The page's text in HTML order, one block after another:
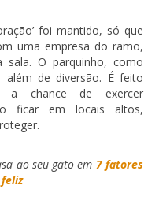
foi mantido, só que
uma empresa do ramo,
sala. O parquinho, como
de diversão. É feito
a chance de exercer
ficar em locais altos,
ao seu gato em 7 fatores